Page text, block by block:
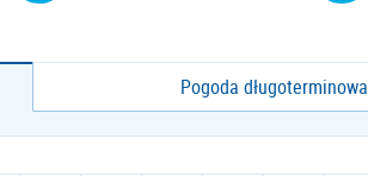
Pogoda długoterminowa